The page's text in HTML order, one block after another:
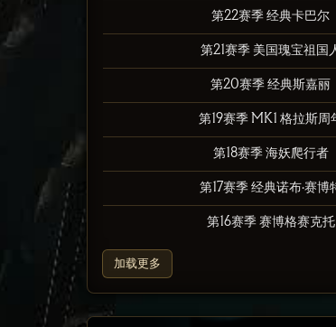
第22赛季 经典卡巴尔
第21赛季 美国瑰宝祖国
第20赛季 经典斯嘉丽
第19赛季 MK1 格拉斯周
第18赛季 海妖爬行者
第17赛季 经典诺布·赛博
第16赛季 赛博格赛克托
加载更多